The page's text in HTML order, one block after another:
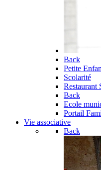
Back
Petite
Scolarité
Restaurant
Back
Ecole
Portail
Vie associative
Back